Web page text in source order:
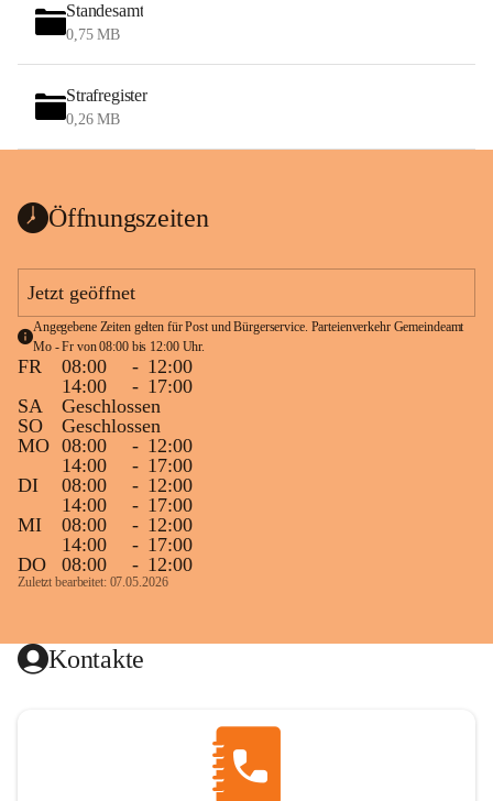
Standesamt
0,75 MB
Strafregister
0,26 MB
Öffnungszeiten
Jetzt geöffnet
Angegebene Zeiten gelten für Post und Bürgerservice. Parteienverkehr Gemeindeamt
Mo - Fr von 08:00 bis 12:00 Uhr.
FR 08:00 - 12:00
14:00
- 17:00
SA
Geschlossen
SO
Geschlossen
MO 08:00 - 12:00
14:00
- 17:00
DI
08:00 - 12:00
14:00
- 17:00
MI
08:00 - 12:00
14:00
- 17:00
DO
08:00 - 12:00
Zuletzt bearbeitet: 07.05.2026
Kontakte